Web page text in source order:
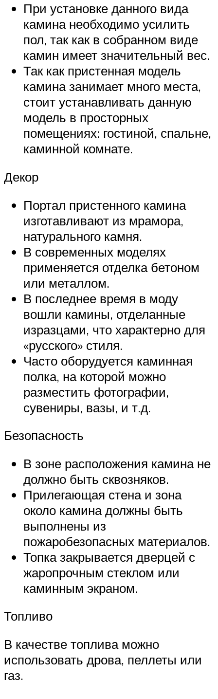
При установке данного вида
камина необходимо усилить
пол, так как в собранном виде
камин имеет значительный вес.
Так как пристенная модель
камина занимает много места,
стоит устанавливать данную
модель в просторных
помещениях: гостиной, спальне,
каминной комнате.
Декор
Портал пристенного камина
изготавливают из мрамора,
натурального камня.
В современных моделях
применяется отделка бетоном
или металлом.
В последнее время в моду
вошли камины, отделанные
изразцами, что характерно для
«русского» стиля.
Часто оборудуется каминная
полка, на которой можно
разместить фотографии,
сувениры, вазы, и т.д.
Безопасность
В зоне расположения камина не
должно быть сквозняков.
Прилегающая стена и зона
около камина должны быть
выполнены из
пожаробезопасных материалов.
Топка закрывается дверцей с
жаропрочным стеклом или
каминным экраном.
Топливо
В качестве топлива можно
использовать дрова, пеллеты или
газ.